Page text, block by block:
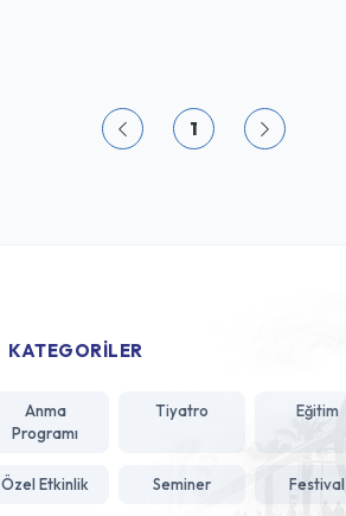
1
KATEGORİLER
Anma
Programı
Tiyatro Eğitim
Özel Etkinlik Seminer Festival